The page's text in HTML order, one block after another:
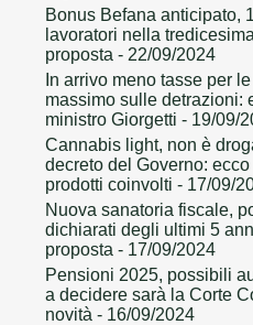
Bonus Befana anticipato,
lavoratori nella
proposta - 22/09/2024
In arrivo meno tasse per
massimo sulle detrazioni:
ministro Giorgetti - 19/09/
Cannabis light, non è
decreto del Governo:
prodotti coinvolti - 17/09/
Nuova sanatoria fiscale,
dichiarati degli ultimi 5
proposta - 17/09/2024
Pensioni 2025, possibili
a decidere sarà la Corte
novità - 16/09/2024